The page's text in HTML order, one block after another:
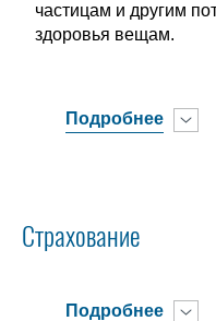
частицам и другим
здоровья вещам.
Подробнее
Страхование
Подробнее